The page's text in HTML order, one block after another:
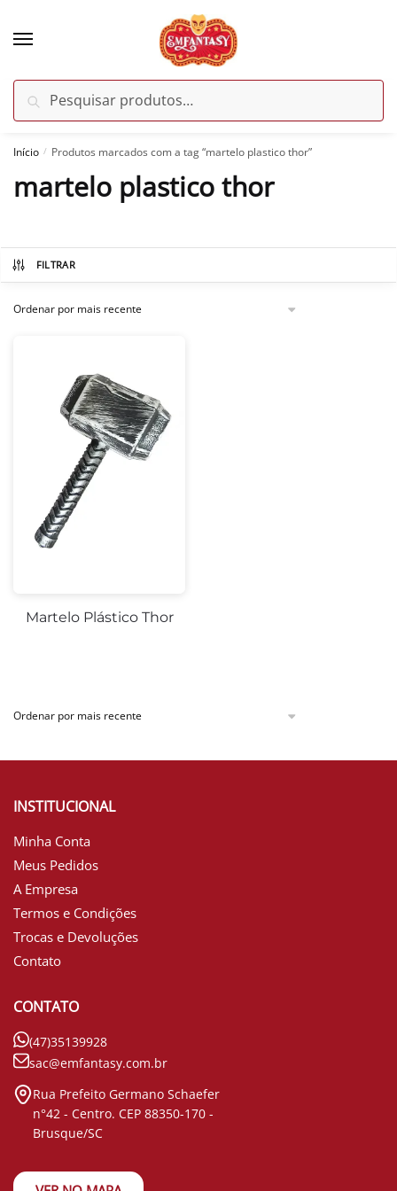
por:
Pesquisar
Início / Produtos marcados com a tag “martelo plastico thor”
martelo plastico thor
FILTRAR
Martelo Plástico Thor
INSTITUCIONAL
Minha Conta
Meus Pedidos
A Empresa
Termos e Condições
Trocas e Devoluções
Contato
CONTATO
(47)35139928
sac@emfantasy.com.br
Rua Prefeito Germano Schaefer
n°42 - Centro. CEP 88350-170 -
Brusque/SC